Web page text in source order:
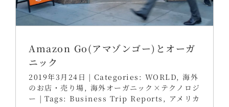
Amazon Go(アマゾンゴー)とオーガ
ニック
2019年3月24日 | Categories: WORLD, 海外
のお店・売り場 , 海外オーガニック×テクノロジ
ー | Tags: Business Trip Reports , アメリカ